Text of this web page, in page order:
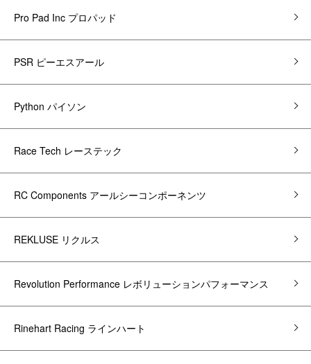
Pro Pad Inc プロパッド
PSR ピーエスアール
Python パイソン
Race Tech レーステック
RC Components アールシーコンポーネンツ
REKLUSE リクルス
Revolution Performance レボリューションパフォーマンス
Rinehart Racing ラインハート